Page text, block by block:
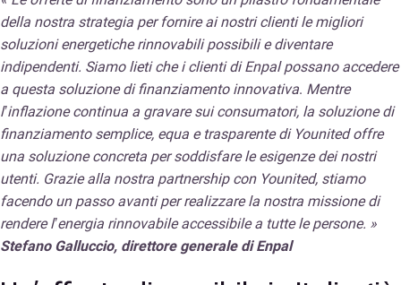
della nostra strategia per fornire ai nostri clienti le migliori
soluzioni energetiche rinnovabili possibili e diventare
indipendenti. Siamo lieti che i clienti di Enpal possano accedere
a questa soluzione di finanziamento innovativa. Mentre
l’inflazione continua a gravare sui consumatori, la soluzione di
finanziamento semplice, equa e trasparente di Younited offre
una soluzione concreta per soddisfare le esigenze dei nostri
utenti. Grazie alla nostra partnership con Younited, stiamo
facendo un passo avanti per realizzare la nostra missione di
rendere l’energia rinnovabile accessibile a tutte le persone. »
Stefano Galluccio, direttore generale di Enpal